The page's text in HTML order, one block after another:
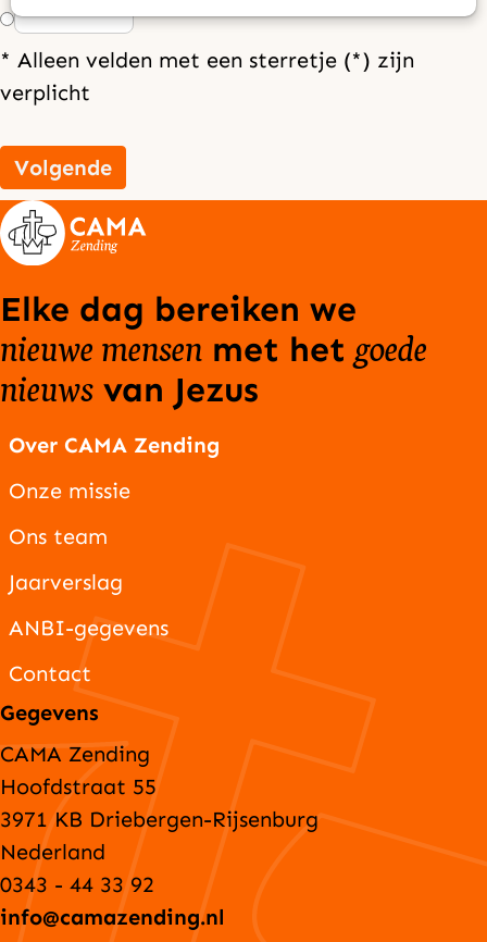
* Alleen velden met een sterretje (*) zijn
verplicht
Volgende
Elke dag bereiken we
nieuwe mensen met het goede
nieuws van Jezus
Over CAMA Zending
Onze missie
Ons team
Jaarverslag
ANBI-gegevens
Contact
Gegevens
CAMA Zending
Hoofdstraat 55
3971 KB Driebergen-Rijsenburg
Nederland
0343 - 44 33 92
info@camazending.nl